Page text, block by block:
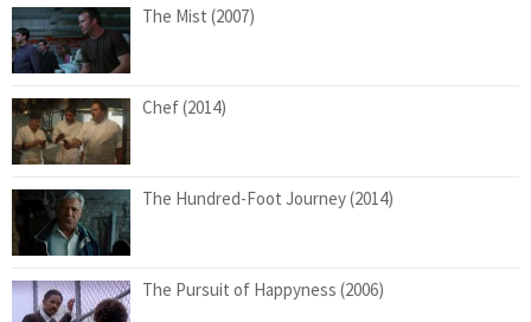
The Mist (2007)
Chef (2014)
The Hundred-Foot Journey (2014)
The Pursuit of Happyness (2006)